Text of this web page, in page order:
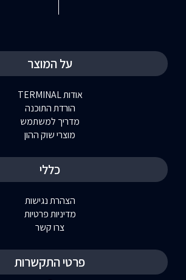
על המוצר
אודות TERMINAL
הורדת התוכנה
מדריך למשתמש
מוצרי שוק ההון
כללי
הצהרת נגישות
מדיניות פרטיות
צרו קשר
פרטי התקשרות